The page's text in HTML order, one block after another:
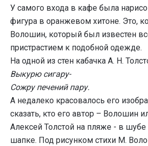
У самого входа в кафе была
фигура в оранжевом хитоне. Это,
Волошин, который был известен
пристрастием к подобной одежде.
На одной из стен кабачка А. Н.
Выкурю сигару-
Сожру печений пару.
А недалеко красовалось его
сказать, кто его автор – Волошин
Алексей Толстой на пляже - в
шапке. Под рисунком стихи М.